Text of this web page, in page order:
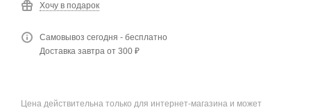
Хочу в подарок
Самовывоз сегодня - бесплатно
Доставка завтра от 300 ₽
Цена действительна только для интернет-магазина и может